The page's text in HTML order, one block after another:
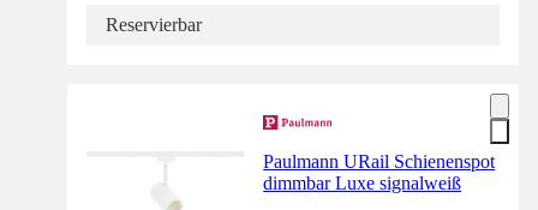
Reservierbar
Paulmann URail Schienenspot
dimmbar Luxe signalweiß